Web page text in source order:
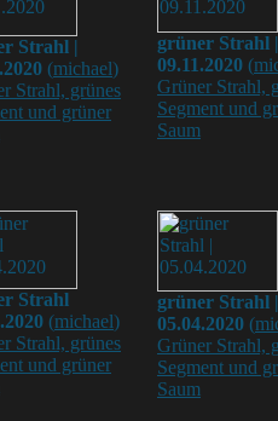
Strahl |
(michael)
Strahl, grünes
und grüner
grüner Strahl |
09.11.2020 (
Grüner Strahl,
Segment und
Saum
Strahl
(michael)
Strahl, grünes
und grüner
grüner Strahl |
05.04.2020 (
Grüner Strahl,
Segment und
Saum